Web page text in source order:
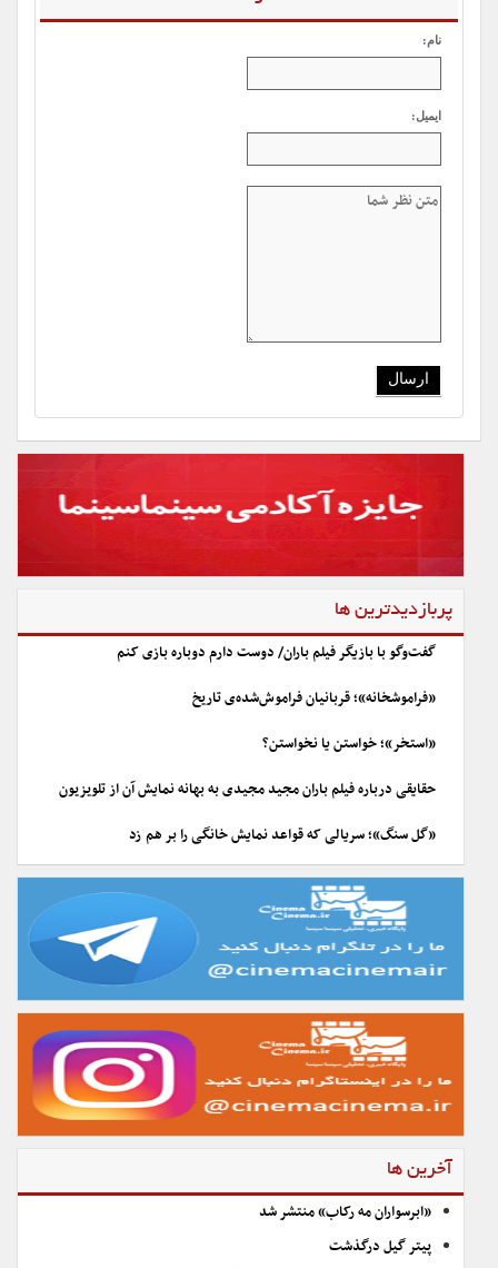
نام:
ایمیل:
پربازدیدترین ها
گفت‌وگو با بازیگر فیلم باران/ دوست دارم دوباره بازی کنم
«فراموشخانه»؛ قربانیان فراموش‌شده‌ی تاریخ
«استخر»؛ خواستن یا نخواستن؟
حقایقی درباره فیلم باران مجید مجیدی به بهانه نمایش آن از تلویزیون
«گل سنگ»؛ سریالی که قواعد نمایش خانگی را بر هم زد
آخرین ها
«ابرسواران مه رکاب» منتشر شد
پیتر گیل درگذشت